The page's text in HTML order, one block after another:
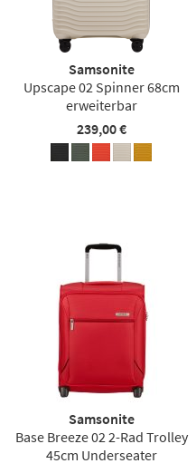
Samsonite
Upscape 02 Spinner 68cm
erweiterbar
239,00 €
Samsonite
Base Breeze 02 2-Rad Trolley
45cm Underseater